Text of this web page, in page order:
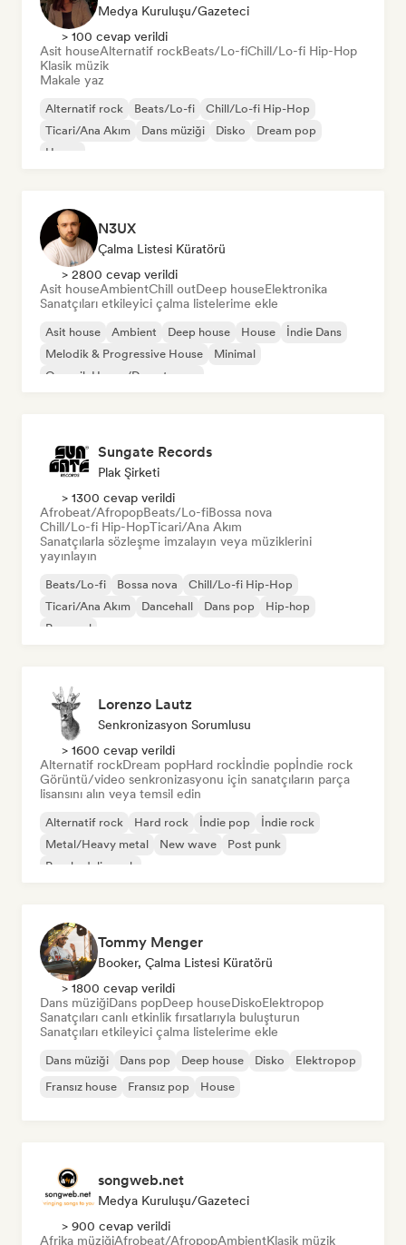
Medya Kuruluşu/Gazeteci
> 100 cevap verildi
Asit houseAlternatif rockBeats/Lo-fiChill/Lo-fi Hip-Hop
Klasik müzik
Makale yaz
Alternatif rock Beats/Lo-fi
Chill/Lo-fi Hip-Hop
Ticari/Ana Akım
Dans müziği Disko
Dream pop
House
N3UX
Çalma Listesi Küratörü
> 2800 cevap verildi
Asit houseAmbientChill outDeep houseElektronika
Sanatçıları etkileyici çalma listelerime ekle
Asit house Ambient Deep house House
İndie Dans
Melodik & Progressive House
Minimal
Organik House/Downtempo
Sungate Records
Plak Şirketi
> 1300 cevap verildi
Afrobeat/AfropopBeats/Lo-fiBossa nova
Chill/Lo-fi Hip-HopTicari/Ana Akım
Sanatçılarla sözleşme imzalayın veya müziklerini
yayınlayın
Beats/Lo-fi Bossa nova
Chill/Lo-fi Hip-Hop
Ticari/Ana Akım
Dancehall Dans pop
Hip-hop
Pop soul
Lorenzo Lautz
Senkronizasyon Sorumlusu
> 1600 cevap verildi
Alternatif rockDream popHard rockİndie popİndie rock
Görüntü/video senkronizasyonu için sanatçıların parça
lisansını alın veya temsil edin
Alternatif rock Hard rock İndie pop
İndie rock
Metal/Heavy metal
New wave
Post punk
Psychedelic rock
Tommy Menger
Booker, Çalma Listesi Küratörü
> 1800 cevap verildi
Dans müziğiDans popDeep houseDiskoElektropop
Sanatçıları canlı etkinlik fırsatlarıyla buluşturun
Sanatçıları etkileyici çalma listelerime ekle
Dans müziği Dans pop Deep house Disko
Elektropop
Fransız house
Fransız pop House
songweb.net
Medya Kuruluşu/Gazeteci
> 900 cevap verildi
Afrika müziğiAfrobeat/AfropopAmbientKlasik müzik